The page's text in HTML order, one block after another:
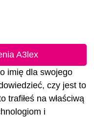
A3lex
imię dla swojego
czy jest to
trafiłeś na właściwą
i